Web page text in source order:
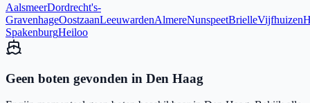
AalsmeerDordrecht's-
GravenhageOostzaanLeeuwardenAlmereNunspeetBrielleVijfhuizen
SpakenburgHeiloo
Geen boten gevonden in Den Haag